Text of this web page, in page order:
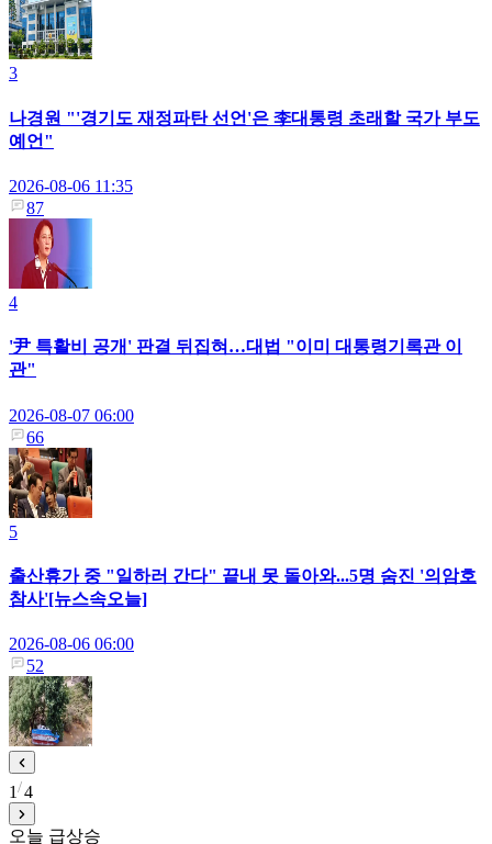
3
나경원 "'경기도 재정파탄 선언'은 李대통령 초래할 국가 부도
예언"
2026-08-06 11:35
87
4
'尹 특활비 공개' 판결 뒤집혀…대법 "이미 대통령기록관 이
관"
2026-08-07 06:00
66
5
출산휴가 중 "일하러 간다" 끝내 못 돌아와...5명 숨진 '의암호
참사'[뉴스속오늘]
2026-08-06 06:00
52
1 4
오늘 급상승